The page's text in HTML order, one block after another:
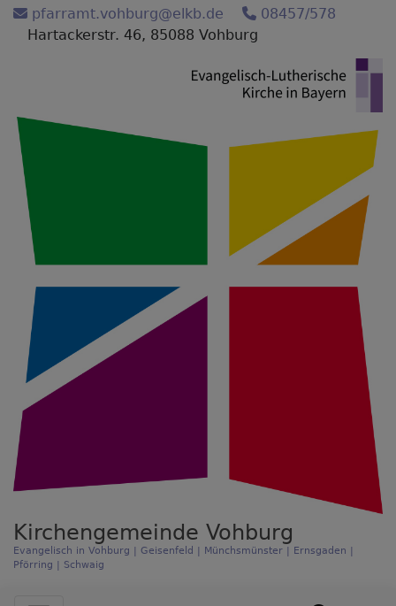
Direkt
zum
pfarramt.vohburg@elkb.de
08457/578
Hartackerstr. 46, 85088 Vohburg
Kirchengemeinde Vohburg
Evangelisch in Vohburg | Geisenfeld | Münchsmünster | Ernsgaden |
Pförring | Schwaig